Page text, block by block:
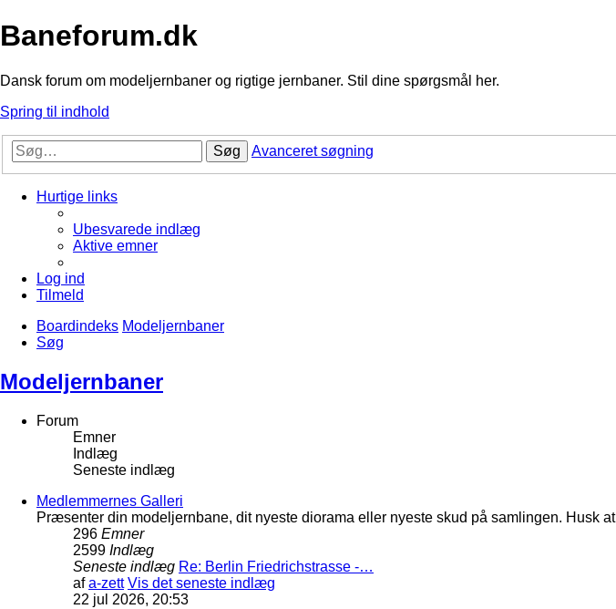
Baneforum.dk
Dansk forum om modeljernbaner og rigtige jernbaner. Stil dine spørgsmål her.
Spring til indhold
Søg Avanceret søgning
Hurtige links
Ubesvarede indlæg
Aktive emner
Log ind
Tilmeld
Boardindeks Modeljernbaner
Søg
Modeljernbaner
Forum
Emner
Indlæg
Seneste indlæg
Medlemmernes Galleri
Præsenter din modeljernbane, dit nyeste diorama eller nyeste skud på samlingen. Husk
296 Emner
2599 Indlæg
Seneste indlæg Re: Berlin Friedrichstrasse -…
afa-zett Vis det seneste indlæg
22 jul 2026, 20:53